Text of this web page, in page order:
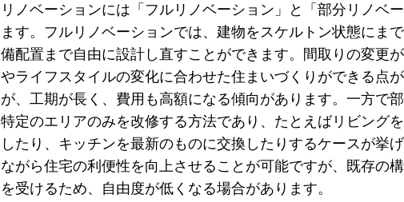
リノベーションには「フルリノベーション」と「部分リノベ
ます。フルリノベーションでは、建物をスケルトン状態にま
備配置まで自由に設計し直すことができます。間取りの変更
やライフスタイルの変化に合わせた住まいづくりができる点
が、工期が長く、費用も高額になる傾向があります。一方で
特定のエリアのみを改修する方法であり、たとえばリビング
したり、キッチンを最新のものに交換したりするケースが挙
ながら住宅の利便性を向上させることが可能ですが、既存の
を受けるため、自由度が低くなる場合があります。